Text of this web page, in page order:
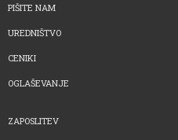
PIŠITE NAM
UREDNIŠTVO
CENIKI
OGLAŠEVANJE
ZAPOSLITEV